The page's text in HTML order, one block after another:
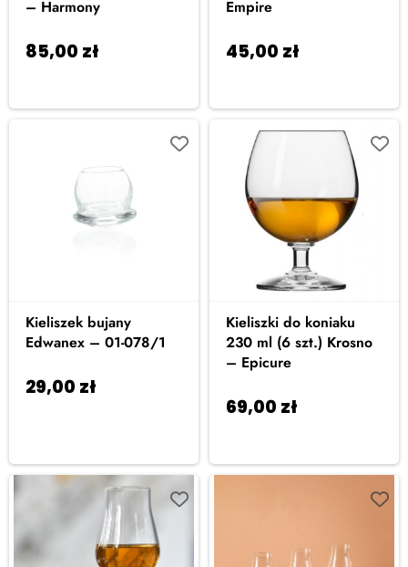
– Harmony
85,00 zł
Empire
45,00 zł
Kieliszek bujany
Edwanex – 01-078/1
29,00 zł
Kieliszki do koniaku
230 ml (6 szt.) Krosno
– Epicure
69,00 zł